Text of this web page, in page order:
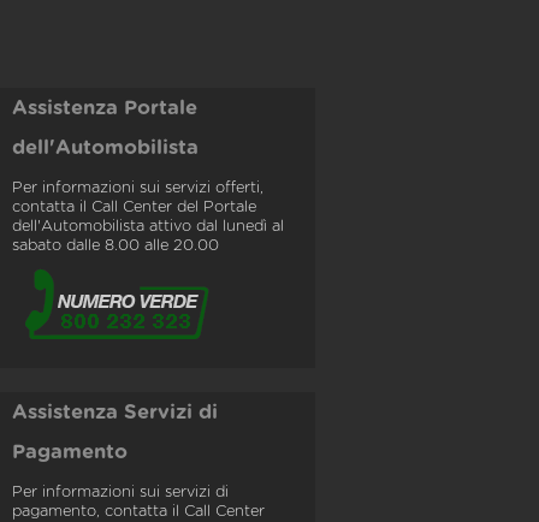
Assistenza Portale
dell'Automobilista
Per informazioni sui servizi offerti,
contatta il Call Center del Portale
dell'Automobilista attivo dal lunedì al
sabato dalle 8.00 alle 20.00
Assistenza Servizi di
Pagamento
Per informazioni sui servizi di
pagamento, contatta il Call Center